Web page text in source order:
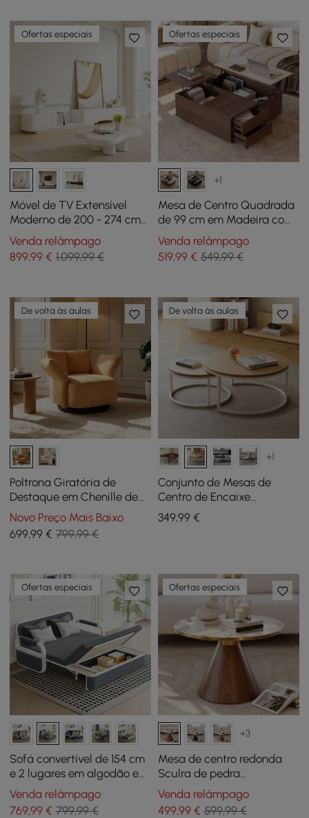
Ofertas especiais
Móvel de TV Extensível
Moderno de 200 - 274 cm
em Branco Sujo com 4
Gavetas
Venda relâmpago
899,99 € 1.099,99 €
Ofertas especiais
+1
Mesa de Centro Quadrada
de 99 cm em Madeira com
Tampo Elevatório Duplo,
Pedra Sinterizada e
Arrumação
Venda relâmpago
519,99€ 549,99 €
De volta às aulas
Poltrona Giratória de
Destaque em Chenille de
Desempenho com Braço
Ajustável
Novo Preço Mais Baixo
699,99 € 799,99 €
De volta às aulas
+1
Conjunto de Mesas de
Centro de Encaixe
Redondas Fero em Natural
349,99€
Ofertas especiais
Sofá convertível de 154 cm
e 2 lugares em algodão e
linho com arrumação
Venda relâmpago
769,99 € 799,99 €
Ofertas especiais
+3
Mesa de centro redonda
Sculra de pedra
sinterizada de nogueira, 70
cm
Venda relâmpago
499,99€ 599,99 €